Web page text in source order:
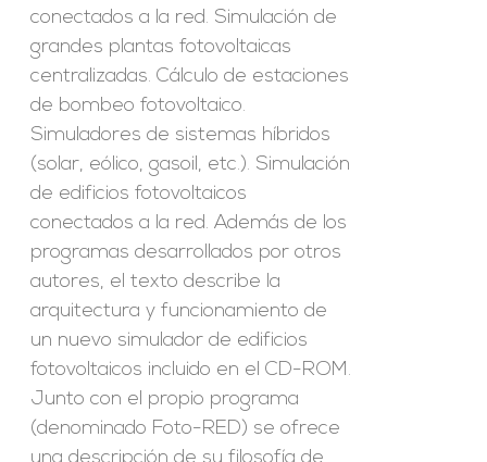
conectados a la red. Simulación de
grandes plantas fotovoltaicas
centralizadas. Cálculo de estaciones
de bombeo fotovoltaico.
Simuladores de sistemas híbridos
(solar, eólico, gasoil, etc.). Simulación
de edificios fotovoltaicos
conectados a la red. Además de los
programas desarrollados por otros
autores, el texto describe la
arquitectura y funcionamiento de
un nuevo simulador de edificios
fotovoltaicos incluido en el CD-ROM.
Junto con el propio programa
(denominado Foto-RED) se ofrece